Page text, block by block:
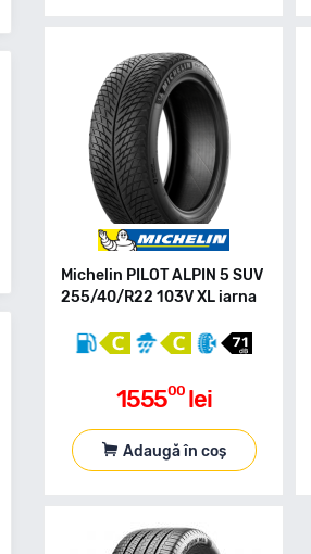
Michelin PILOT ALPIN 5 SUV
255/40/R22 103V XL iarna
155500 lei
Adaugă în coș